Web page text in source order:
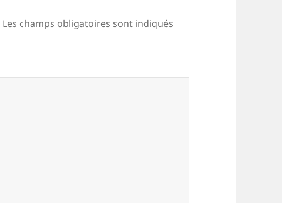
Les champs obligatoires sont indiqués